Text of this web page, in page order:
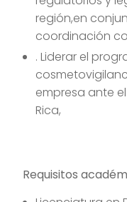
región,en
coordinación
. Liderar el
empresa ante
Rica,
Requisitos